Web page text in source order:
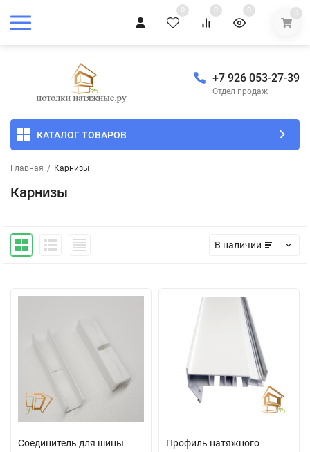
0 0 0 0
+7 926 053-27-39
Отдел продаж
КАТАЛОГ ТОВАРОВ
Главная / Карнизы
Карнизы
В наличии
Соединитель для шины
Профиль натяжного